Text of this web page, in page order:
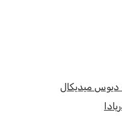
- ديوس ميديكال